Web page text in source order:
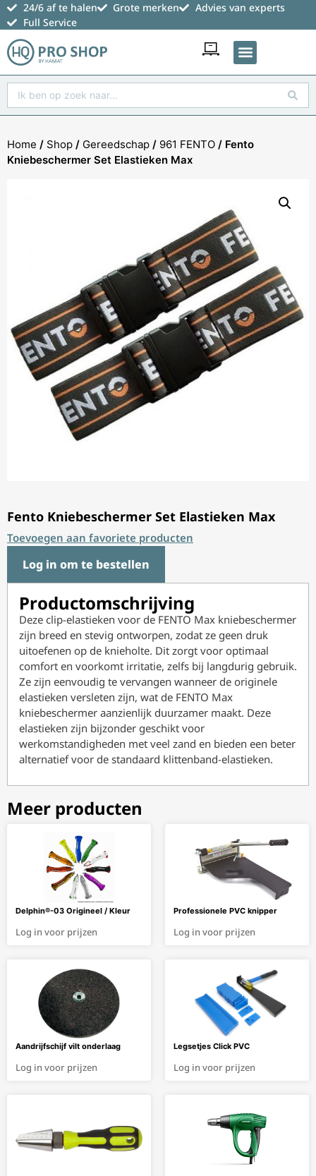
24/6 af te halen Grote merken
Advies van experts
Full Service
Home / Shop / Gereedschap / 961 FENTO / Fento
Kniebeschermer Set Elastieken Max
Fento Kniebeschermer Set Elastieken Max
Toevoegen aan favoriete producten
Log in om te bestellen
Productomschrijving
Deze clip-elastieken voor de FENTO Max kniebeschermer
zijn breed en stevig ontworpen, zodat ze geen druk
uitoefenen op de knieholte. Dit zorgt voor optimaal
comfort en voorkomt irritatie, zelfs bij langdurig gebruik.
Ze zijn eenvoudig te vervangen wanneer de originele
elastieken versleten zijn, wat de FENTO Max
kniebeschermer aanzienlijk duurzamer maakt. Deze
elastieken zijn bijzonder geschikt voor
werkomstandigheden met veel zand en bieden een beter
alternatief voor de standaard klittenband-elastieken.
Meer producten
Delphin®-03 Origineel / Kleur
Log in voor prijzen
Professionele PVC knipper
Log in voor prijzen
Aandrijfschijf vilt onderlaag
Log in voor prijzen
Legsetjes Click PVC
Log in voor prijzen